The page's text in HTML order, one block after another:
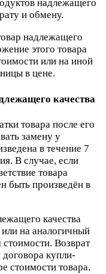
надлежащего
и обмену.
надлежащего
этого товара
или на иной
в цене.
качества
товара после его
замену у
в течение 7
В случае, если
товара
быть произведён в
качества
на аналогичный
Возврат
купли-
стоимости товара.